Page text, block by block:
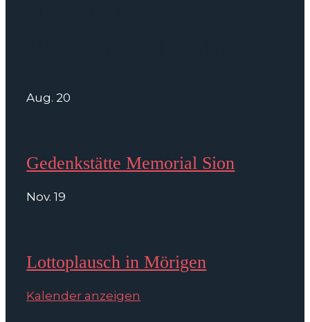
Aug. 20
Gedenkstätte Memorial Sion
Nov.19
Lottoplausch in Mörigen
Kalender anzeigen